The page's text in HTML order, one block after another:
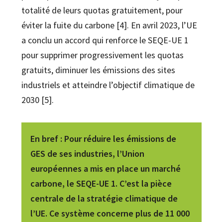
totalité de leurs quotas gratuitement, pour
éviter la fuite du carbone [4]. En avril 2023, l’UE
a conclu un accord qui renforce le SEQE-UE 1
pour supprimer progressivement les quotas
gratuits, diminuer les émissions des sites
industriels et atteindre l’objectif climatique de
2030 [5].
En bref: Pour réduire les émissions de
GES de ses industries, l’Union
européennes a mis en place un marché
carbone, le SEQE-UE 1. C’est la pièce
centrale de la stratégie climatique de
l’UE. Ce système concerne plus de 11 000